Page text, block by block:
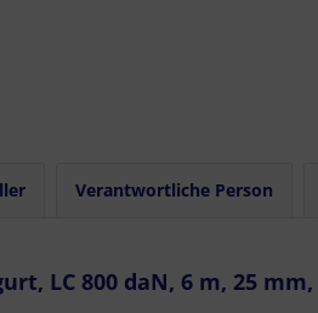
Verantwortliche Person
LC 800 daN, 6 m, 25 mm,